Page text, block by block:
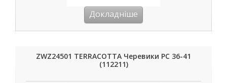
Докладніше
ZWZ24501 TERRACOTTA Черевики РС 36-41
(112211)